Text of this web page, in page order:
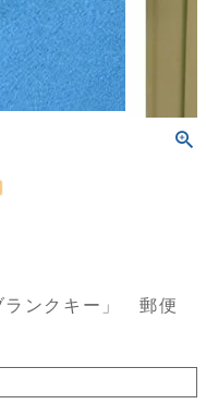
ランクキー」 郵便